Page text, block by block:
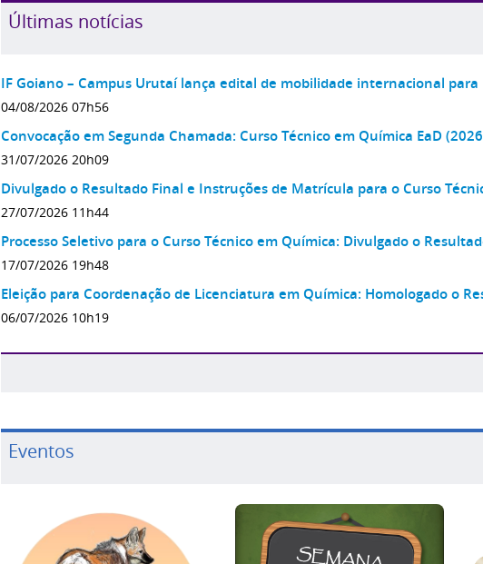
Últimas notícias
IF Goiano – Campus Urutaí lança edital de mobilidade internacional
04/08/2026 07h56
Convocação em Segunda Chamada: Curso Técnico em Química EaD
31/07/2026 20h09
Divulgado o Resultado Final e Instruções de Matrícula para o Curso
27/07/2026 11h44
Processo Seletivo para o Curso Técnico em Química: Divulgado o
17/07/2026 19h48
Eleição para Coordenação de Licenciatura em Química: Homologado o
06/07/2026 10h19
Eventos